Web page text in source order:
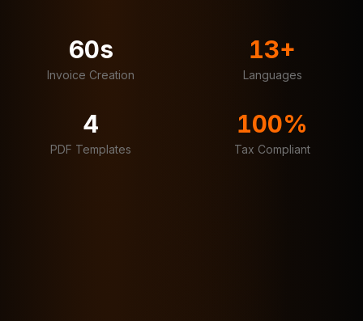
60s
Invoice Creation
13+
Languages
4
PDF Templates
100%
Tax Compliant